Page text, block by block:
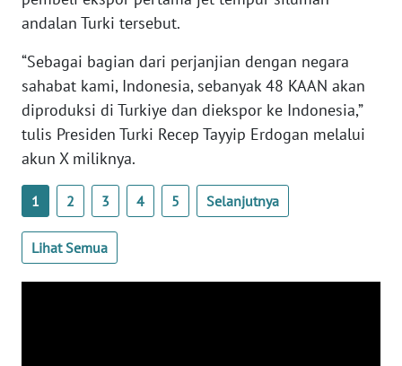
andalan Turki tersebut.
“Sebagai bagian dari perjanjian dengan negara
sahabat kami, Indonesia, sebanyak 48 KAAN akan
diproduksi di Turkiye dan diekspor ke Indonesia,”
tulis Presiden Turki Recep Tayyip Erdogan melalui
akun X miliknya.
1 2 3 4 5 Selanjutnya
Lihat Semua
NTT
WN
KEPRI
PAPUA
WN
PAPUA
BARAT